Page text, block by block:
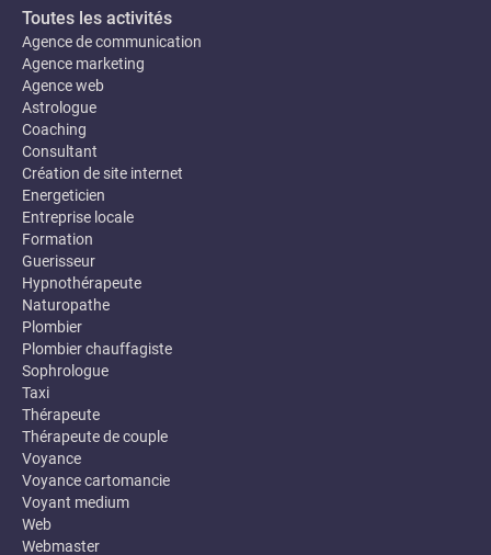
Toutes les activités
Agence de communication
Agence marketing
Agence web
Astrologue
Coaching
Consultant
Création de site internet
Energeticien
Entreprise locale
Formation
Guerisseur
Hypnothérapeute
Naturopathe
Plombier
Plombier chauffagiste
Sophrologue
Taxi
Thérapeute
Thérapeute de couple
Voyance
Voyance cartomancie
Voyant medium
Web
Webmaster